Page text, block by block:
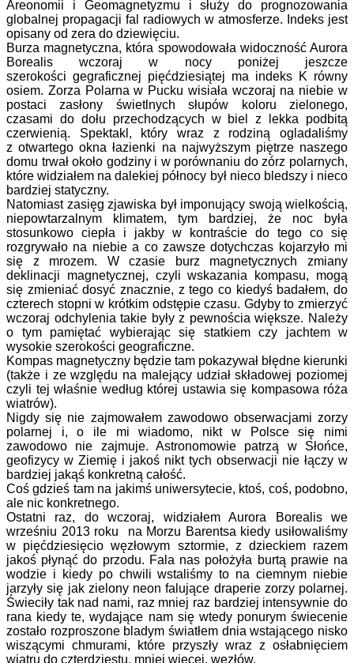
Areonomii i Geomagnetyzmu i służy do prognozowania
globalnej propagacji fal radiowych w atmosferze. Indeks jest
opisany od zera do dziewięciu.
Burza magnetyczna, która spowodowała widoczność Aurora
Borealis wczoraj w nocy poniżej jeszcze
szerokości gegraficznej pięćdziesiątej ma indeks K równy
osiem. Zorza Polarna w Pucku wisiała wczoraj na niebie w
postaci zasłony świetlnych słupów koloru zielonego,
czasami do dołu przechodzących w biel z lekka podbitą
czerwienią. Spektakl, który wraz z rodziną ogladaliśmy
z otwartego okna łazienki na najwyższym piętrze naszego
domu trwał około godziny i w porównaniu do zórz polarnych,
które widziałem na dalekiej północy był nieco bledszy i nieco
bardziej statyczny.
Natomiast zasięg zjawiska był imponujący swoją wielkością,
niepowtarzalnym klimatem, tym bardziej, że noc była
stosunkowo ciepła i jakby w kontraście do tego co się
rozgrywało na niebie a co zawsze dotychczas kojarzyło mi
się z mrozem. W czasie burz magnetycznych zmiany
deklinacji magnetycznej, czyli wskazania kompasu, mogą
się zmieniać dosyć znacznie, z tego co kiedyś badałem, do
czterech stopni w krótkim odstępie czasu. Gdyby to zmierzyć
wczoraj odchylenia takie były z pewnościa większe. Należy
o tym pamiętać wybierając się statkiem czy jachtem w
wysokie szerokości geograficzne.
Kompas magnetyczny będzie tam pokazywał błędne kierunki
(także i ze względu na malejący udział składowej poziomej
czyli tej właśnie według której ustawia się kompasowa róża
wiatrów).
Nigdy się nie zajmowałem zawodowo obserwacjami zorzy
polarnej i, o ile mi wiadomo, nikt w Polsce się nimi
zawodowo nie zajmuje. Astronomowie patrzą w Słońce,
geofizycy w Ziemię i jakoś nikt tych obserwacji nie łączy w
bardziej jakąś konkretną całość.
Coś gdzieś tam na jakimś uniwersytecie, ktoś, coś, podobno,
ale nic konkretnego.
Ostatni raz, do wczoraj, widziałem Aurora Borealis we
wrześniu 2013 roku na Morzu Barentsa kiedy usiłowaliśmy
w pięćdziesięcio węzłowym sztormie, z dzieckiem razem
jakoś płynąć do przodu. Fala nas położyła burtą prawie na
wodzie i kiedy po chwili wstaliśmy to na ciemnym niebie
jarzyły się jak zielony neon falujące draperie zorzy polarnej.
Świeciły tak nad nami, raz mniej raz bardziej intensywnie do
rana kiedy te, wydające nam się wtedy ponurym świecenie
zostało rozproszone bladym światłem dnia wstającego nisko
wiszącymi chmurami, które przyszły wraz z osłabnięciem
wiatru do czterdziestu, mniej więcej, węzłów.